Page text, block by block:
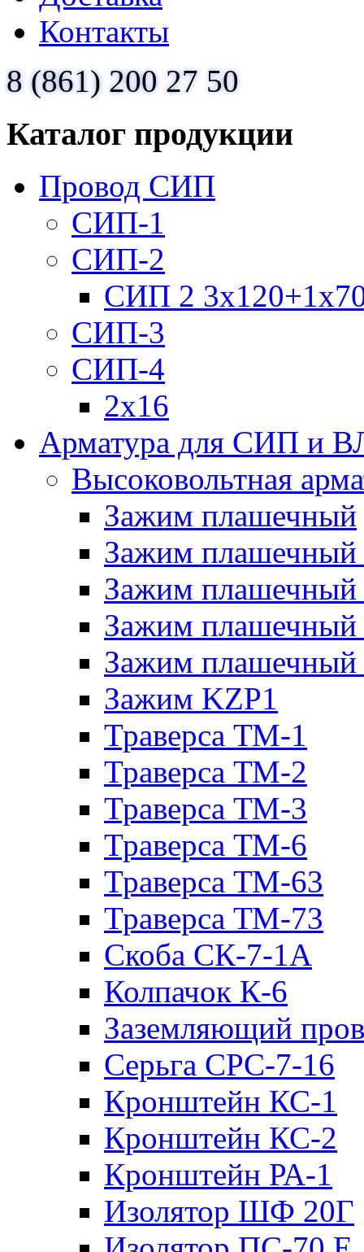
Контакты
8 (861) 200 27 50
Каталог продукции
Провод СИП
СИП-1
СИП-2
СИП 2
СИП-3
СИП-4
2х16
Арматура для СИП и
Высоковольтная
Зажим плашечный
Зажим плашечный
Зажим
Зажим
Зажим
Зажим KZP1
Траверса ТМ-1
Траверса ТМ-2
Траверса ТМ-3
Траверса ТМ-6
Траверса ТМ-63
Траверса ТМ-73
Скоба СК-7-1А
Колпачок К-6
Заземляющий
Серьга СРС-7-16
Кронштейн КС-1
Кронштейн КС-2
Кронштейн РА-1
Изолятор ШФ 20Г